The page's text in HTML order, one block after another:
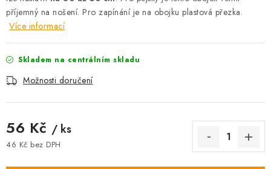
DOPRAVA PO OSTRAVĚ, HLUČÍNĚ A OKOLÍ
Kontakt Možnosti dopravy
Hodnocení obchodu
Obchodní podmínky
Zásady zpracování osobních údajů
Věrnostní slevy
příjemný na nošení. Pro zapínání je na obojku plastová přezka.
Více informací
Skladem na centrálním skladu
Možnosti doručení
56 Kč / ks
46 Kč bez DPH